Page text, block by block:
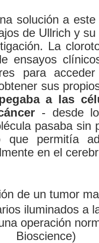
solución a
de Ullrich y
La
ensayos
para
sus
a las
- desde
pasaba sin
permitía
en el
de un tumor
iluminados a
operación
Bioscience)